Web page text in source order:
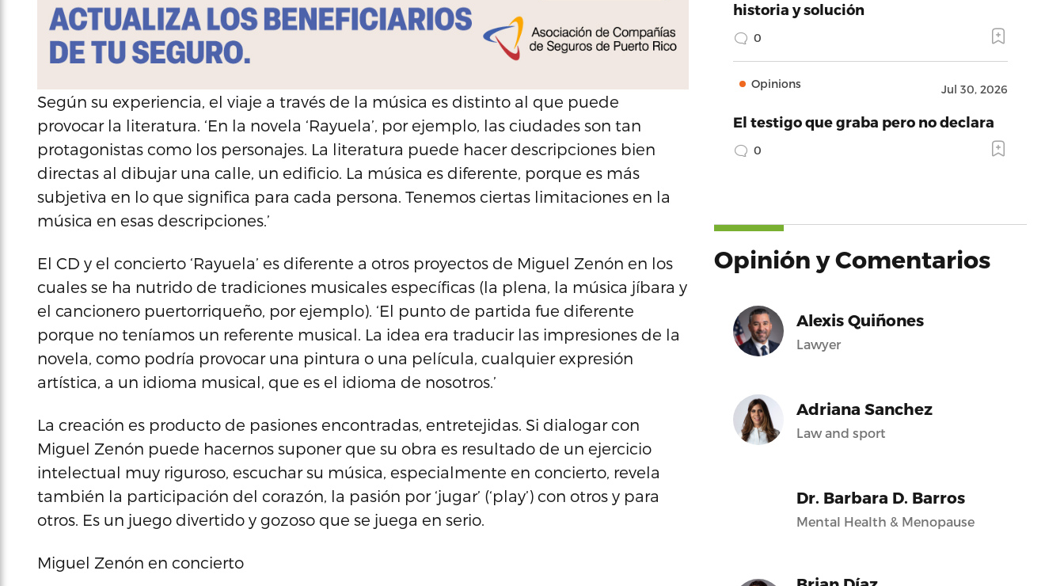
Según su experiencia, el viaje a través de la música es distinto al que puede
provocar la literatura. ‘En la novela ‘Rayuela’, por ejemplo, las ciudades son tan
protagonistas como los personajes. La literatura puede hacer descripciones bien
directas al dibujar una calle, un edificio. La música es diferente, porque es más
subjetiva en lo que significa para cada persona. Tenemos ciertas limitaciones en la
música en esas descripciones.’
El CD y el concierto ‘Rayuela’ es diferente a otros proyectos de Miguel Zenón en los
cuales se ha nutrido de tradiciones musicales específicas (la plena, la música jíbara y
el cancionero puertorriqueño, por ejemplo). ‘El punto de partida fue diferente
porque no teníamos un referente musical. La idea era traducir las impresiones de la
novela, como podría provocar una pintura o una película, cualquier expresión
artística, a un idioma musical, que es el idioma de nosotros.’
La creación es producto de pasiones encontradas, entretejidas. Si dialogar con
Miguel Zenón puede hacernos suponer que su obra es resultado de un ejercicio
intelectual muy riguroso, escuchar su música, especialmente en concierto, revela
también la participación del corazón, la pasión por ‘jugar’ (‘play’) con otros y para
otros. Es un juego divertido y gozoso que se juega en serio.
Miguel Zenón en concierto
historia y solución
0
Opinions Jul 30, 2026
El testigo que graba pero no declara
0
Opinión y Comentarios
Alexis Quiñones
Lawyer
Adriana Sanchez
Law and sport
Dr. Barbara D. Barros
Mental Health & Menopause